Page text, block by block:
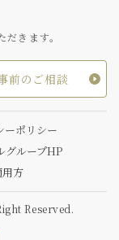
きます。
前のご相談
ーポリシー
グループHP
方
Reserved.